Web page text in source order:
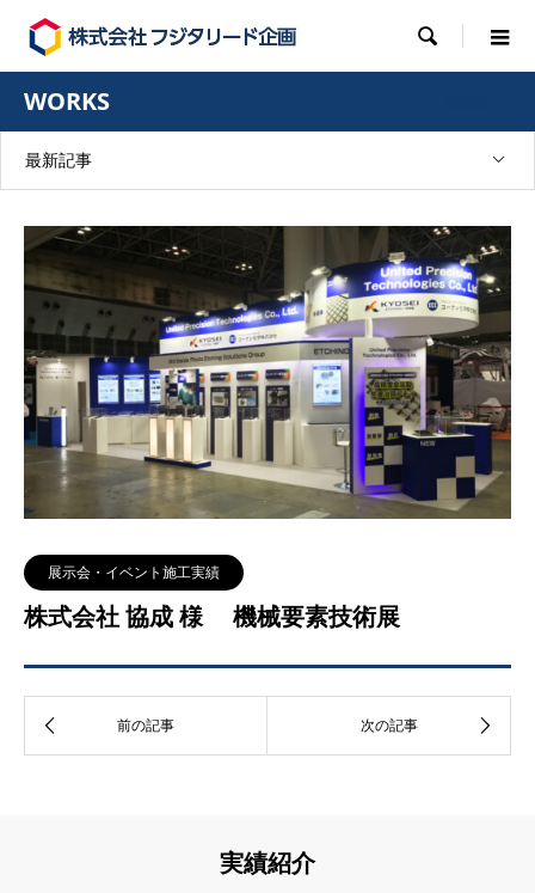

WORKS
最新記事
展示会・イベント施工実績
株式会社 協成 様 機械要素技術展
実績紹介